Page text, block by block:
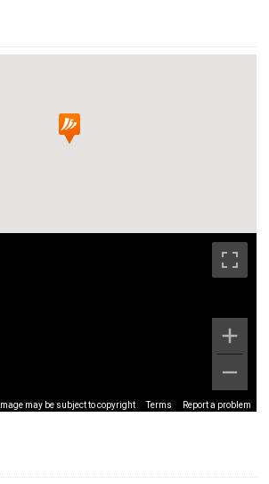
Image may be subject to copyright Terms Report a problem